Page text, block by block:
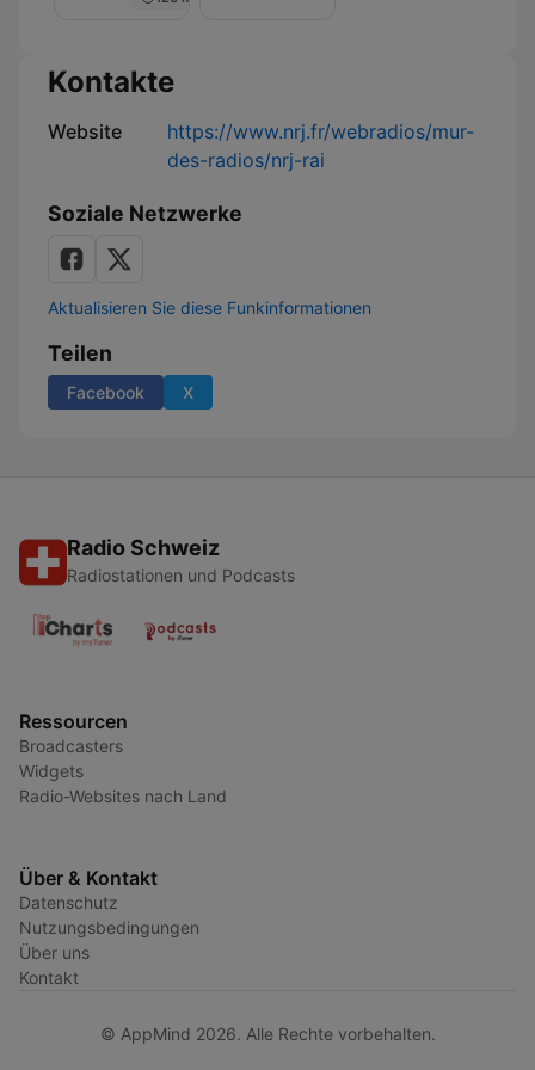
sur
NRJ
Kontakte
Website
https://www.nrj.fr/webradios/mur-
des-radios/nrj-rai
Soziale Netzwerke
Aktualisieren Sie diese Funkinformationen
Teilen
Facebook X
Radio Schweiz
Radiostationen und Podcasts
Ressourcen
Broadcasters
Widgets
Radio-Websites nach Land
Über & Kontakt
Datenschutz
Nutzungsbedingungen
Über uns
Kontakt
© AppMind 2026. Alle Rechte vorbehalten.